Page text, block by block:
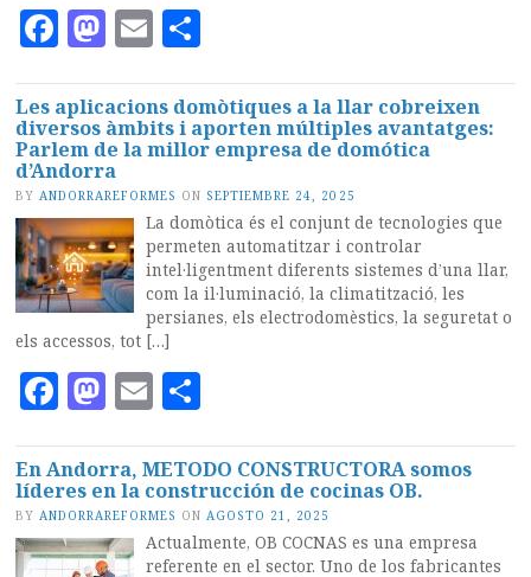
Facebook
Mastodon
Email
Les aplicacions domòtiques a la llar cobreixen
diversos àmbits i aporten múltiples avantatges:
Parlem de la millor empresa de domótica
d’Andorra
BY ANDORRAREFORMES ON SEPTIEMBRE 24, 2025
La domòtica és el conjunt de tecnologies que
permeten automatitzar i controlar
intel·ligentment diferents sistemes d’una llar,
com la il·luminació, la climatització, les
persianes, els electrodomèstics, la seguretat o
els accessos, tot […]
Facebook
Mastodon
Email
En Andorra, METODO CONSTRUCTORA somos
líderes en la construcción de cocinas OB.
BY ANDORRAREFORMES ON AGOSTO 21, 2025
Actualmente, OB COCNAS es una empresa
referente en el sector. Uno de los fabricantes